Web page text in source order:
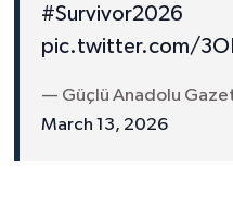
#Survivor2026
pic.twitter.com/
— Güçlü Anadolu
March 13, 2026